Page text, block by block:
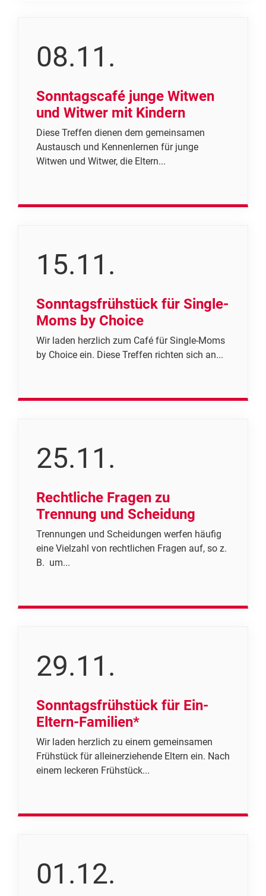
08.11.
Sonntagscafé junge Witwen
und Witwer mit Kindern
Diese Treffen dienen dem gemeinsamen
Austausch und Kennenlernen für junge
Witwen und Witwer, die Eltern...
15.11.
Sonntagsfrühstück für Single-
Moms by Choice
Wir laden herzlich zum Café für Single-Moms
by Choice ein. Diese Treffen richten sich an...
25.11.
Rechtliche Fragen zu
Trennung und Scheidung
Trennungen und Scheidungen werfen häufig
eine Vielzahl von rechtlichen Fragen auf, so z.
B. um...
29.11.
Sonntagsfrühstück für Ein-
Eltern-Familien*
Wir laden herzlich zu einem gemeinsamen
Frühstück für alleinerziehende Eltern ein. Nach
einem leckeren Frühstück...
01.12.